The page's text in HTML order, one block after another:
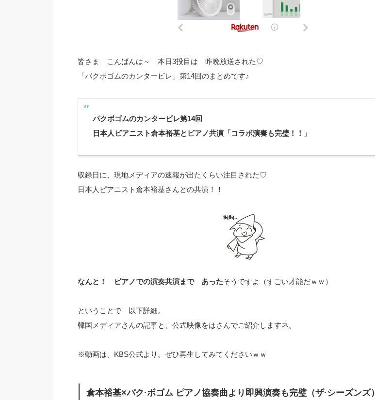
皆さま こんばんは～ 本日3投目は 昨晩放送された♡
「パクボゴムのカンタービレ」第14回のまとめです♪
パクボゴムのカンタービレ第14回
日本人ピアニスト倉本裕基とピアノ共演「コラボ演奏も完璧！！」
収録日に、現地メディアの速報が出たくらい注目された♡
日本人ピアニスト倉本裕基さんとの共演！！
なんと！ ピアノでの演奏共演まで あったそうですよ（すごい才能だｗｗ）
ということで 以下詳細。
韓国メディアさんの記事と、公式映像をはさんでご紹介しますネ。
※動画は、KBS公式より。ぜひ再生してみてくださいｗｗ
倉本裕基×パク·ボゴム ピアノ協奏曲より即興演奏も完璧（ザ·シーズンズ）